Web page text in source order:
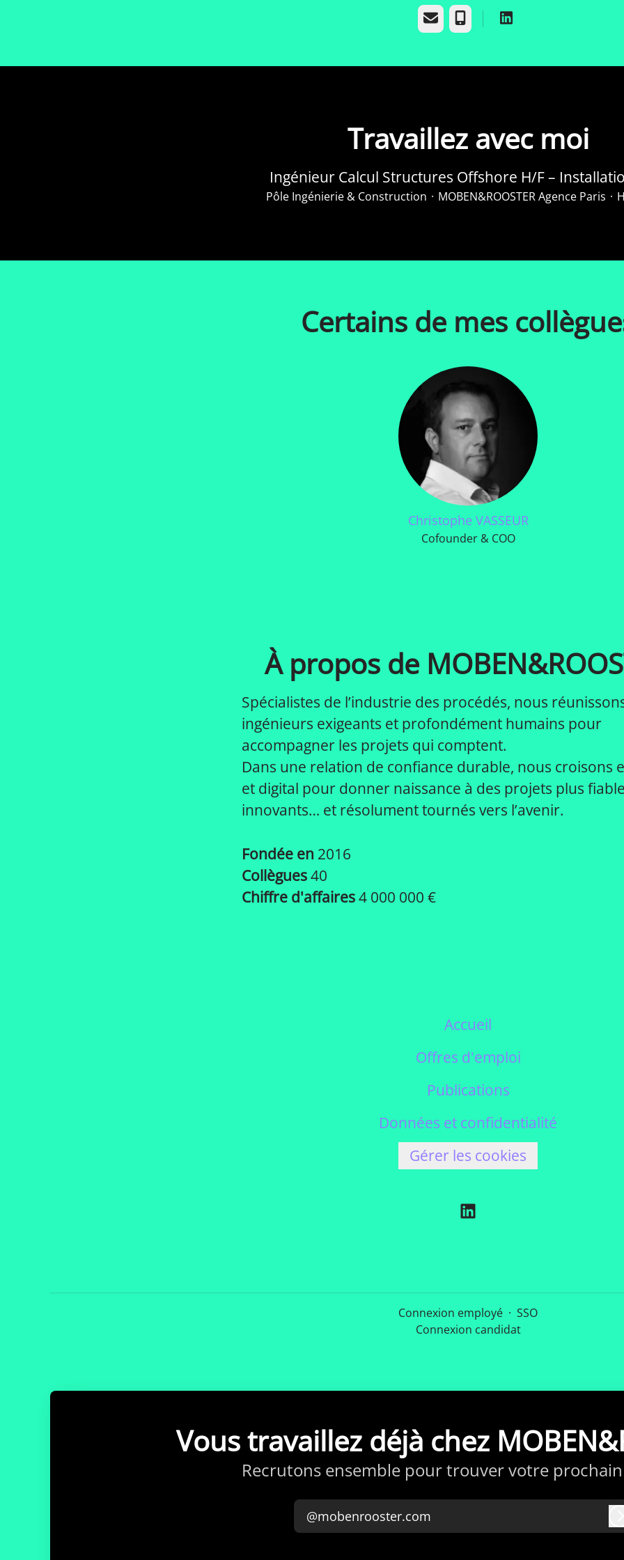
E-mail Téléphone
Travaillez avec moi
Ingénieur Calcul Structures Offshore H/F –
Pôle Ingénierie & Construction · MOBEN&ROOSTER Agence Paris ·
Certains de mes
Christophe VASSEUR
Cofounder & COO
À propos de
Spécialistes de l’industrie des procédés, nous
ingénieurs exigeants et profondément humains pour
accompagner les projets qui comptent.
Dans une relation de confiance durable, nous croisons
et digital pour donner naissance à des projets plus
innovants… et résolument tournés vers l’avenir.
Fondée en 2016
Collègues40
Chiffre d'affaires4 000 000 €
Accueil
Offres d'emploi
Publications
Données et confidentialité
Gérer les cookies
Connexion employé · SSO
Connexion candidat
Vous travaillez déjà chez
Recrutons ensemble pour trouver votre
@mobenrooster.com